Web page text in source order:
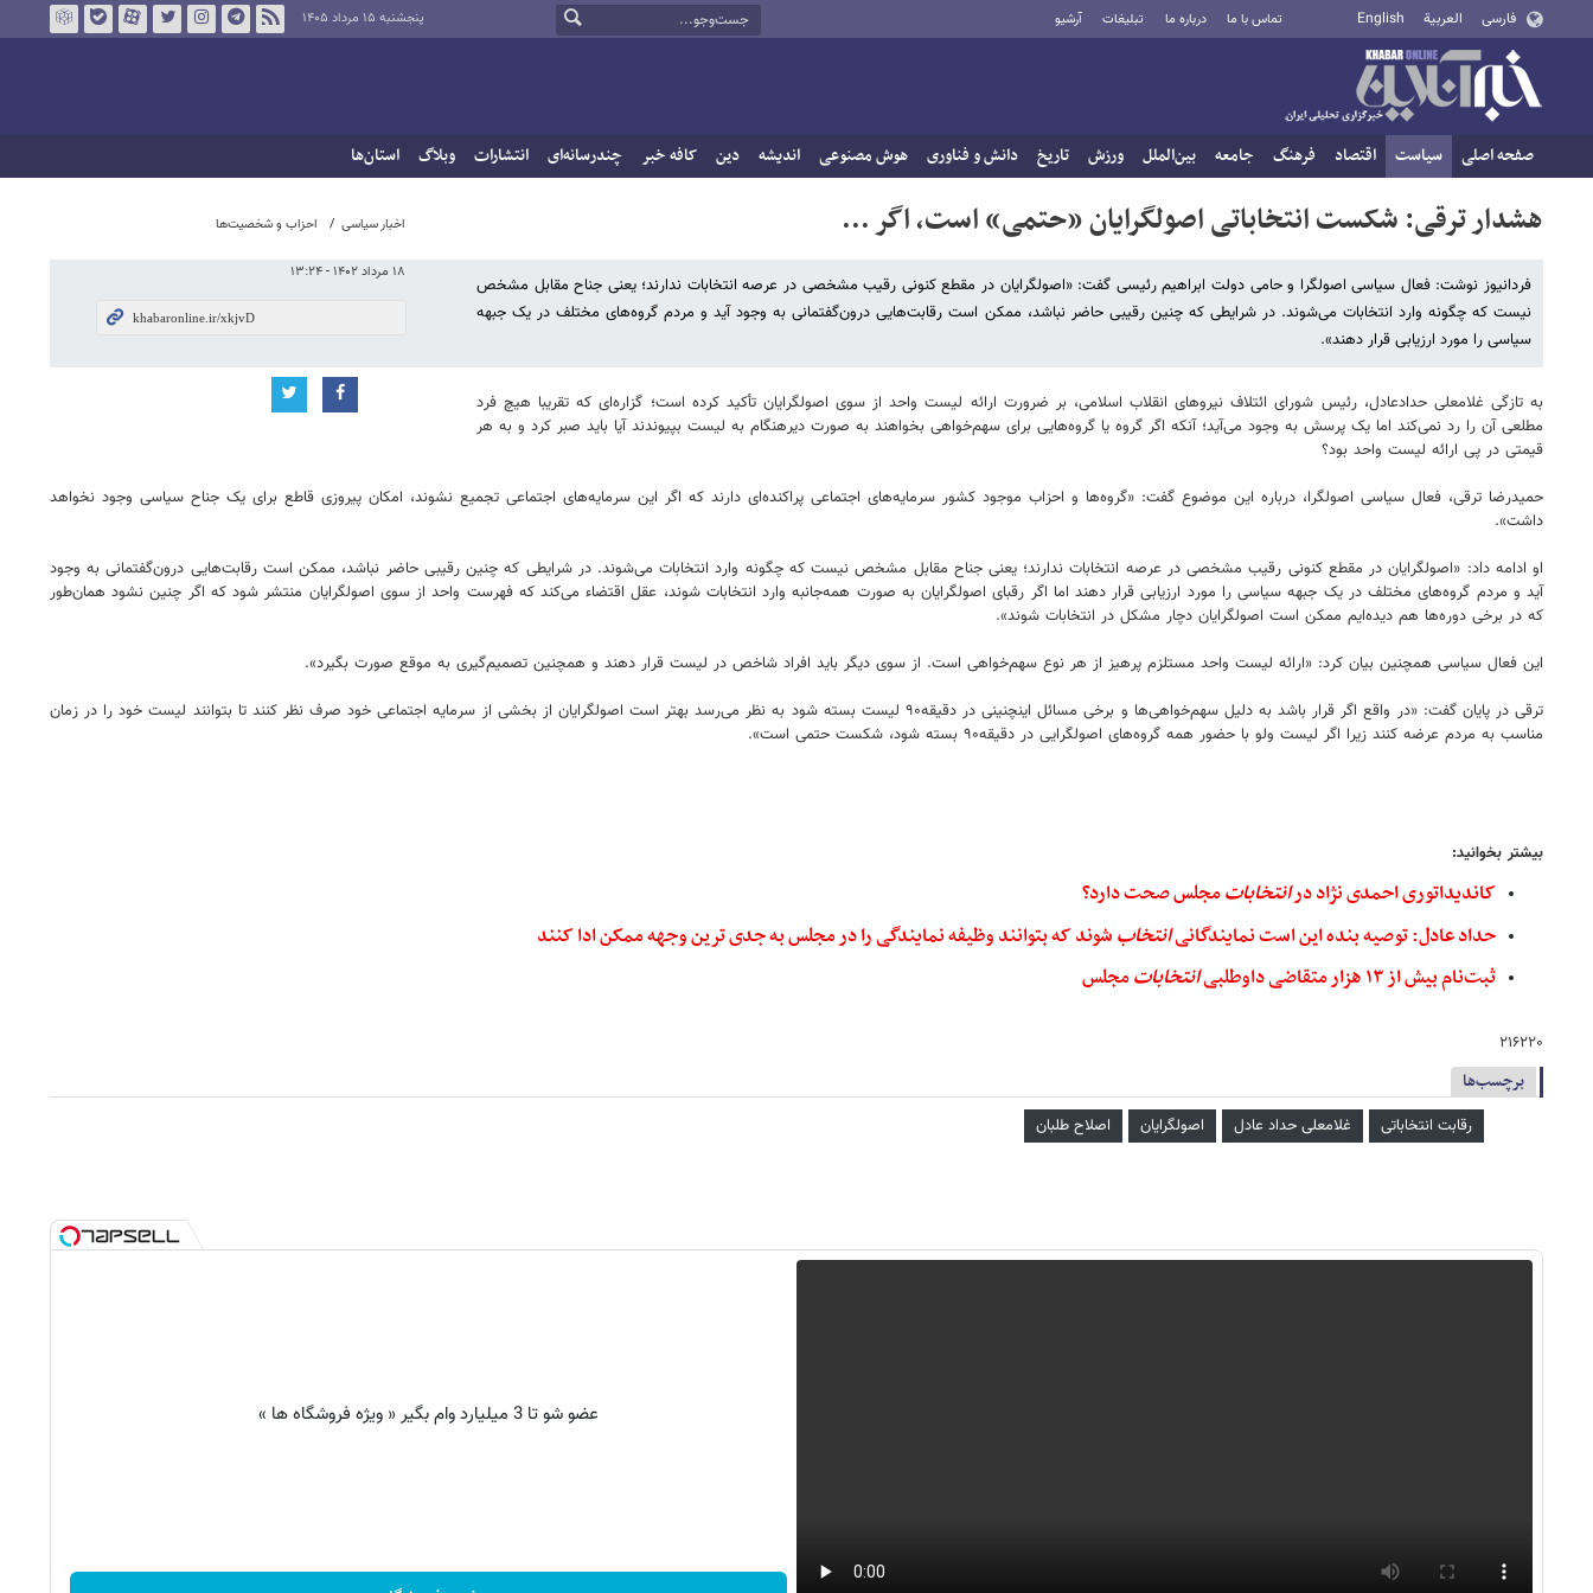
فارسی العربية English تماس با ما درباره ما تبلیغات آرشیو پنجشنبه ۱۵ مرداد ۱۴۰۵
صفحه اصلی سیاست اقتصاد فرهنگ جامعه بین‌الملل ورزش تاریخ دانش و فناوری هوش مصنوعی اندیشه دین کافه خبر چندرسانه‌ای انتشارات وبلاگ استان‌ها
اخبار سیاسی احزاب و شخصیت‌ها
۱۸ مرداد ۱۴۰۲ - ۱۳:۲۴
هشدار ترقی: شکست انتخاباتی اصولگرایان «حتمی» است، اگر ...
فردانیوز نوشت: فعال سیاسی اصولگرا و حامی دولت ابراهیم رئیسی گفت: «اصولگرایان در مقطع کنونی رقیب مشخصی در عرصه انتخابات ندارند؛ یعنی جناح مقابل مشخص
نیست که چگونه وارد انتخابات می‌شوند. در شرایطی که چنین رقیبی حاضر نباشد، ممکن است رقابت‌هایی درون‌گفتمانی به وجود آید و مردم گروه‌های مختلف در یک جبهه
سیاسی را مورد ارزیابی قرار دهند».
به تازگی غلامعلی حدادعادل، رئیس شورای ائتلاف نیروهای انقلاب اسلامی، بر ضرورت ارائه لیست واحد از سوی اصولگرایان تأکید کرده است؛ گزاره‌ای که تقریبا هیچ فرد
مطلعی آن را رد نمی‌کند اما یک پرسش به وجود می‌آید؛ آنکه اگر گروه یا گروه‌هایی برای سهم‌خواهی بخواهند به صورت دیرهنگام به لیست بپیوندند آیا باید صبر کرد و به هر
قیمتی در پی ارائه لیست واحد بود؟
حمیدرضا ترقی، فعال سیاسی اصولگرا، درباره این موضوع گفت: «گروه‌ها و احزاب موجود کشور سرمایه‌های اجتماعی پراکنده‌ای دارند که اگر این سرمایه‌های اجتماعی تجمیع نشوند، امکان پیروزی قاطع برای یک جناح سیاسی وجود نخواهد
داشت».
او ادامه داد: «اصولگرایان در مقطع کنونی رقیب مشخصی در عرصه انتخابات ندارند؛ یعنی جناح مقابل مشخص نیست که چگونه وارد انتخابات می‌شوند. در شرایطی که چنین رقیبی حاضر نباشد، ممکن است رقابت‌هایی درون‌گفتمانی به وجود
آید و مردم گروه‌های مختلف در یک جبهه سیاسی را مورد ارزیابی قرار دهند اما اگر رقبای اصولگرایان به صورت همه‌جانبه وارد انتخابات شوند، عقل اقتضاء می‌کند که فهرست واحد از سوی اصولگرایان منتشر شود که اگر چنین نشود همان‌طور
که در برخی دوره‌ها هم دیده‌ایم ممکن است اصولگرایان دچار مشکل در انتخابات شوند».
این فعال سیاسی همچنین بیان کرد: «ارائه لیست واحد مستلزم پرهیز از هر نوع سهم‌خواهی است. از سوی دیگر باید افراد شاخص در لیست قرار دهند و همچنین تصمیم‌گیری به موقع صورت بگیرد».
ترقی در پایان گفت: «در واقع اگر قرار باشد به دلیل سهم‌خواهی‌ها و برخی مسائل اینچنینی در دقیقه۹۰ لیست بسته شود به نظر می‌رسد بهتر است اصولگرایان از بخشی از سرمایه اجتماعی خود صرف نظر کنند تا بتوانند لیست خود را در زمان
مناسب به مردم عرضه کنند زیرا اگر لیست ولو با حضور همه گروه‌های اصولگرایی در دقیقه۹۰ بسته شود، شکست حتمی است».
بیشتر بخوانید:
کاندیداتوری احمدی نژاد درانتخاباتمجلس صحت دارد؟
حداد عادل: توصیه بنده این است نمایندگانیانتخابشوند که بتوانند وظیفه نمایندگی را در مجلس به جدی ترین وجهه ممکن ادا کنند
ثبت‌نام بیش از ۱۳ هزار متقاضی داوطلبی
انتخاباتمجلس
۲۱۶۲۲۰
برچسب‌ها
رقابت انتخاباتی غلامعلی حداد عادل اصولگرایان اصلاح طلبان
عضو شو تا 3 میلیارد وام بگیر « ویژه فروشگاه ها »